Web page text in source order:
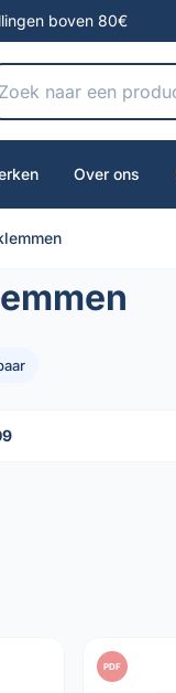
boven 80€
Over ons
PDF